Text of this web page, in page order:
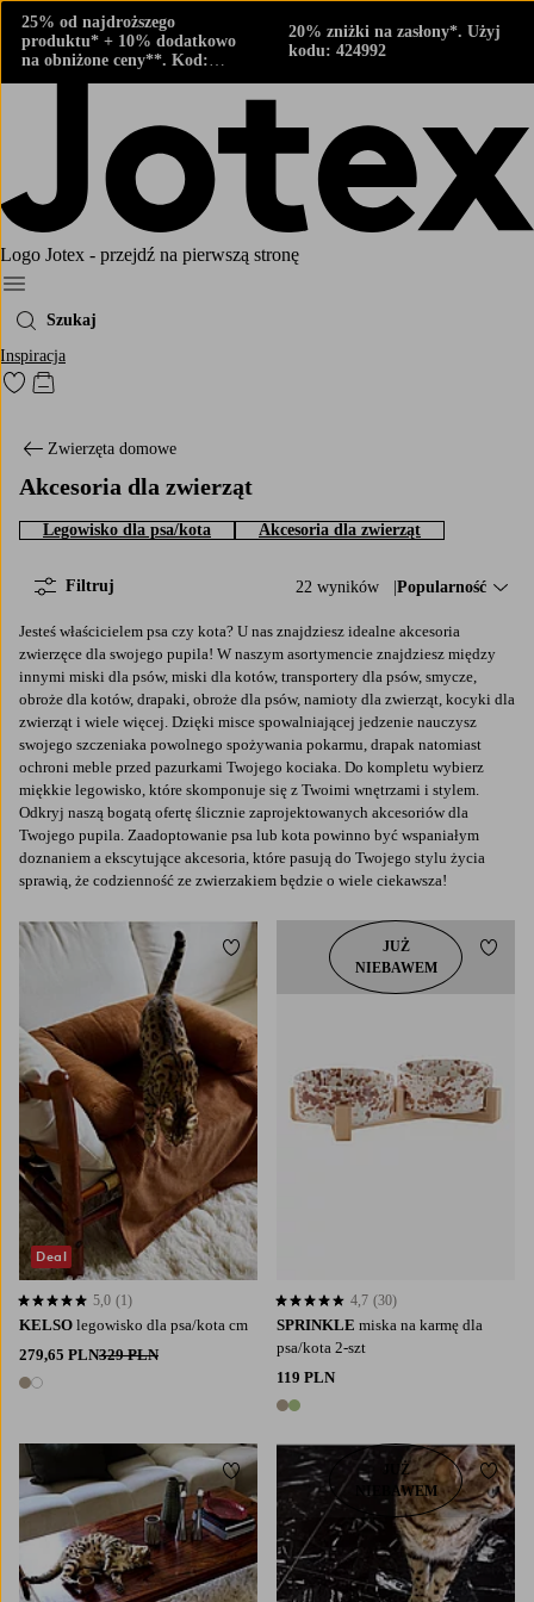
25% od najdroższego
produktu* + 10% dodatkowo
na obniżone ceny**. Kod:
424882
20% zniżki na zasłony*. Użyj
kodu: 424992
Logo Jotex - przejdź na pierwszą stronę
Menu
Szukaj
Inspiracja
Przejdź do ulubionych oznaczonych produktów
Przejdź do koszyka
Zwierzęta domowe
Akcesoria dla zwierząt
Legowisko dla psa/kota Akcesoria dla zwierząt
22 wyników Sortuj według:
Popularność
Filtruj
Jesteś właścicielem psa czy kota? U nas znajdziesz idealne akcesoria
zwierzęce dla swojego pupila! W naszym asortymencie znajdziesz między
innymi miski dla psów, miski dla kotów, transportery dla psów, smycze,
obroże dla kotów, drapaki, obroże dla psów, namioty dla zwierząt, kocyki dla
zwierząt i wiele więcej. Dzięki misce spowalniającej jedzenie nauczysz
swojego szczeniaka powolnego spożywania pokarmu, drapak natomiast
ochroni meble przed pazurkami Twojego kociaka. Do kompletu wybierz
miękkie legowisko, które skomponuje się z Twoimi wnętrzami i stylem.
Odkryj naszą bogatą ofertę ślicznie zaprojektowanych akcesoriów dla
Twojego pupila. Zaadoptowanie psa lub kota powinno być wspaniałym
doznaniem a ekscytujące akcesoria, które pasują do Twojego stylu życia
sprawią, że codzienność ze zwierzakiem będzie o wiele ciekawsza!
KELSO legowisko dla psa/kota cm
279,65 PLN329 PLN
2 kolory
5,0 opierając się na 1 ocenach
5,0 (1)
Deal
Dodaj do ulubionych
SPRINKLE miska na karmę dla
psa/kota 2-szt
119 PLN
2 kolory
4,7 opierając się na 30 ocenach
4,7 (30)
JUŻ
NIEBAWEM
Dodaj do ulubionych
S
JUŻ
NIEBAWEM